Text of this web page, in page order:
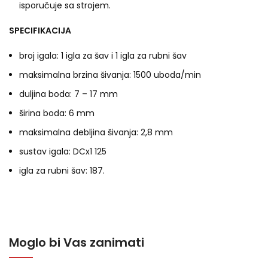
isporučuje sa strojem.
SPECIFIKACIJA
broj igala: 1 igla za šav i 1 igla za rubni šav
maksimalna brzina šivanja: 1500 uboda/min
duljina boda: 7 – 17 mm
širina boda: 6 mm
maksimalna debljina šivanja: 2,8 mm
sustav igala: DCx1 125
igla za rubni šav: 187.
Moglo bi Vas zanimati